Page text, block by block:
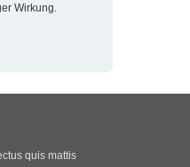
Wirkung.
quis mattis